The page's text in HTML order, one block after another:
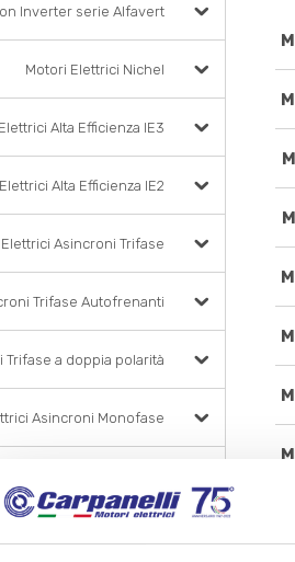
Inverter serie Alfavert
Motori Elettrici Nichel
Alta Efficienza IE3
Alta Efficienza IE2
Asincroni Trifase
Trifase Autofrenanti
a doppia polarità
Asincroni Monofase
Monofase con
Disgiuntore Elettronico
Monofase con